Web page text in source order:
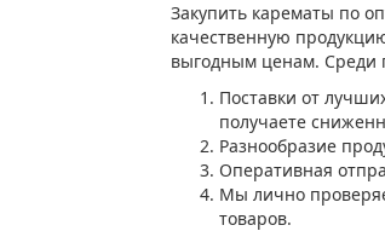
Закупить карематы по
качественную
выгодным ценам. Среди
Поставки от
получаете
Разнообразие
Оперативная
Мы лично
товаров.